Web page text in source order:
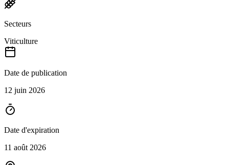
Secteurs
Viticulture
Date de publication
12 juin 2026
Date d'expiration
11 août 2026